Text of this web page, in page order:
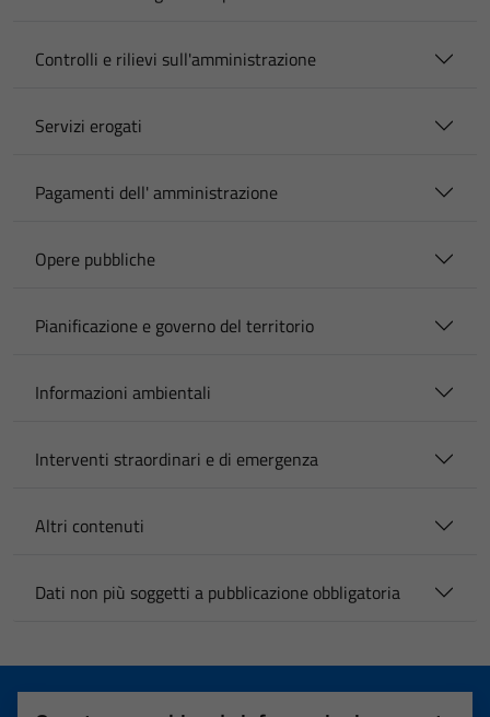
Controlli e rilievi sull'amministrazione
Servizi erogati
Pagamenti dell' amministrazione
Opere pubbliche
Pianificazione e governo del territorio
Informazioni ambientali
Interventi straordinari e di emergenza
Altri contenuti
Dati non più soggetti a pubblicazione obbligatoria